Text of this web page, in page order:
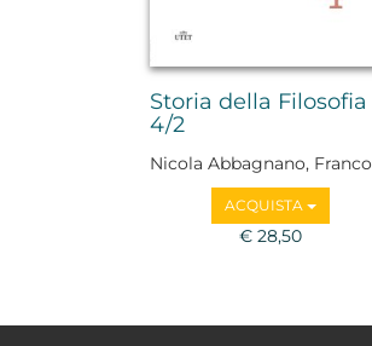
Storia della Filosofia
4/2
Nicola Abbagnano, Franco
Restaino, Dario Antiseri
ACQUISTA
€ 28,50